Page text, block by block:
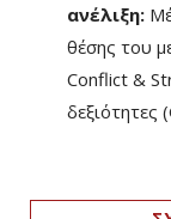
ανέλιξη:
θέσης του
Conflict &
δεξιότητες